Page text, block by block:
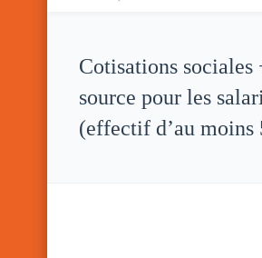
Cotisations sociales
source pour les
(effectif d’au moins